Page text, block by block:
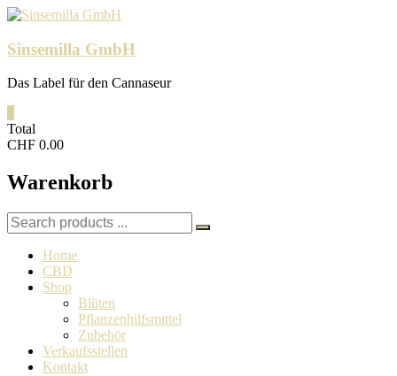
Skip
content
Sinsemilla GmbH
Das Label für den Cannaseur
Total
CHF 0.00
Warenkorb
Search
for:
Home
CBD
Shop
Blüten
Pflanzenhilfsmittel
Zubehör
Verkaufsstellen
Kontakt